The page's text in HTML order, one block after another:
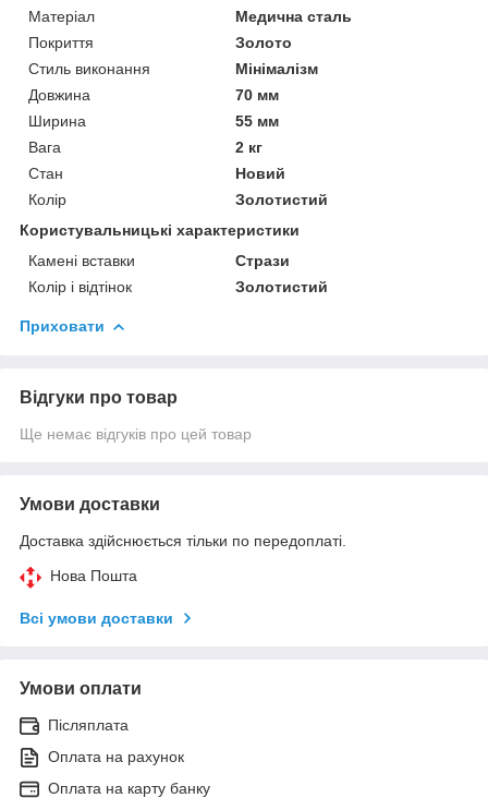
Матеріал
Медична сталь
Покриття
Золото
Стиль виконання
Мінімалізм
Довжина
70 мм
Ширина
55 мм
Вага
2 кг
Стан
Новий
Колір
Золотистий
Користувальницькі характеристики
Камені вставки
Стрази
Колір і відтінок
Золотистий
Приховати
Відгуки про товар
Ще немає відгуків про цей товар
Умови доставки
Доставка здійснюється тільки по передоплаті.
Нова Пошта
Всі умови доставки
Умови оплати
Післяплата
Оплата на рахунок
Оплата на карту банку